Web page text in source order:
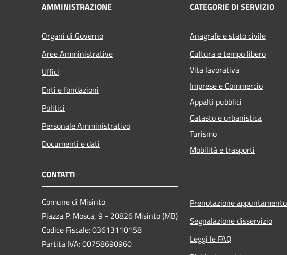
AMMINISTRAZIONE
Organi di Governo
Aree Amministrative
Uffici
Enti e fondazioni
Politici
Personale Amministrativo
Documenti e dati
CATEGORIE DI SERVIZIO
Anagrafe e stato civile
Cultura e tempo libero
Vita lavorativa
Imprese e Commercio
Appalti pubblici
Catasto e urbanistica
Turismo
Mobilità e trasporti
CONTATTI
Comune di Misinto
Piazza P. Mosca, 9 - 20826 Misinto (MB)
Codice Fiscale: 03613110158
Partita IVA: 00758690960
Prenotazione appuntamento
Segnalazione disservizio
Leggi le FAQ